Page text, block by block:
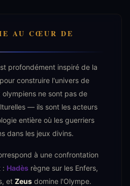
AU CŒUR DE
profondément inspiré de la
pour construire l'univers de
olympiens ne sont pas de
— ils sont les acteurs
entière où les guerriers
dans les jeux divins.
à une confrontation
: Hadès règne sur les Enfers,
et Zeus domine l'Olympe.